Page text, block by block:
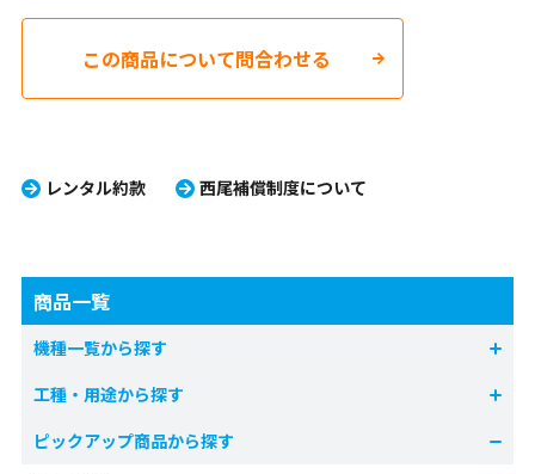
この商品について問合わせる
レンタル約款 西尾補償制度について
商品一覧
機種一覧から探す
工種・用途から探す
ピックアップ商品から探す